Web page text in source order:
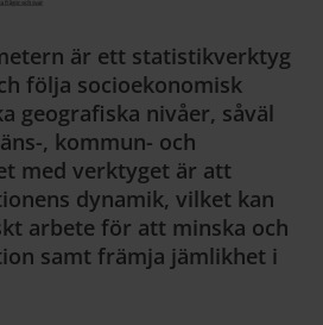
är ett statistikverktyg
följa socioekonomisk
geografiska nivåer, såväl
, kommun- och
med verktyget är att
dynamik, vilket kan
arbete för att minska och
samt främja jämlikhet i